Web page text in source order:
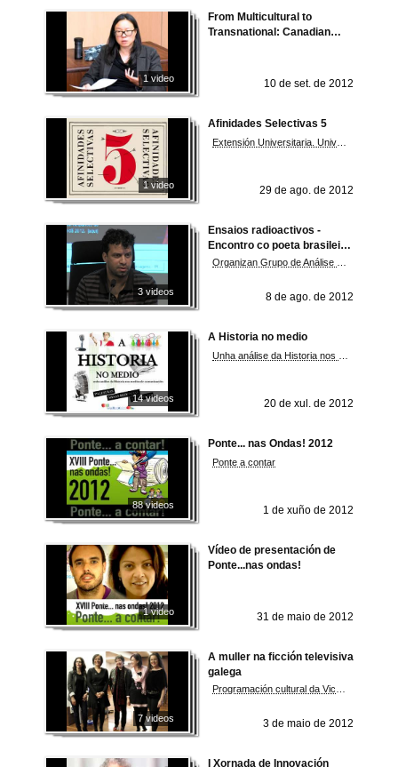
1 video
From Multicultural to
Transnational: Canadian
10 de set. de 2012
1 video
Afinidades Selectivas 5
29 de ago. de 2012
3 videos
Ensaios radioactivos -
Encontro co poeta brasileiro
Márcio-André
8 de ago. de 2012
14 videos
A Historia no medio
20 de xul. de 2012
88 videos
Ponte... nas Ondas! 2012
Ponte a contar
1 de xuño de 2012
1 video
Vídeo de presentación de
Ponte...nas ondas!
31 de maio de 2012
7 videos
A muller na ficción televisiva
galega
3 de maio de 2012
I Xornada de Innovación